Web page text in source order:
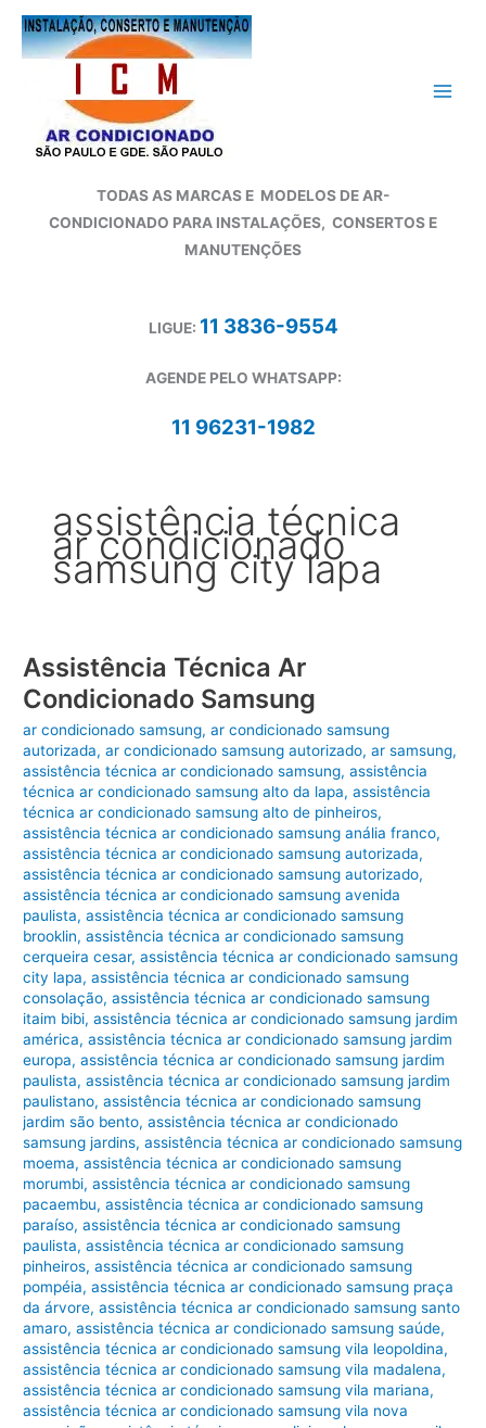
para
TODAS AS MARCAS E MODELOS DE AR-
CONDICIONADO PARA INSTALAÇÕES, CONSERTOS E
MANUTENÇÕES
LIGUE: 11 3836-9554
AGENDE PELO WHATSAPP:
11 96231-1982
assistência técnica
ar condicionado
samsung city lapa
Assistência Técnica Ar
Condicionado Samsung
ar condicionado samsung,ar condicionado samsung
autorizada,ar condicionado samsung autorizado,ar samsung,
assistência técnica ar condicionado samsung,assistência
técnica ar condicionado samsung alto da lapa,assistência
técnica ar condicionado samsung alto de pinheiros,
assistência técnica ar condicionado samsung anália franco,
assistência técnica ar condicionado samsung autorizada,
assistência técnica ar condicionado samsung autorizado,
assistência técnica ar condicionado samsung avenida
paulista,assistência técnica ar condicionado samsung
brooklin,assistência técnica ar condicionado samsung
cerqueira cesar,assistência técnica ar condicionado samsung
city lapa,assistência técnica ar condicionado samsung
consolação,assistência técnica ar condicionado samsung
itaim bibi,assistência técnica ar condicionado samsung jardim
américa,assistência técnica ar condicionado samsung jardim
europa,assistência técnica ar condicionado samsung jardim
paulista,assistência técnica ar condicionado samsung jardim
paulistano,assistência técnica ar condicionado samsung
jardim são bento,assistência técnica ar condicionado
samsung jardins,assistência técnica ar condicionado samsung
moema,assistência técnica ar condicionado samsung
morumbi,assistência técnica ar condicionado samsung
pacaembu,assistência técnica ar condicionado samsung
paraíso,assistência técnica ar condicionado samsung
paulista,assistência técnica ar condicionado samsung
pinheiros,assistência técnica ar condicionado samsung
pompéia,assistência técnica ar condicionado samsung praça
da árvore,assistência técnica ar condicionado samsung santo
amaro,assistência técnica ar condicionado samsung saúde,
assistência técnica ar condicionado samsung vila leopoldina,
assistência técnica ar condicionado samsung vila madalena,
assistência técnica ar condicionado samsung vila mariana,
assistência técnica ar condicionado samsung vila nova